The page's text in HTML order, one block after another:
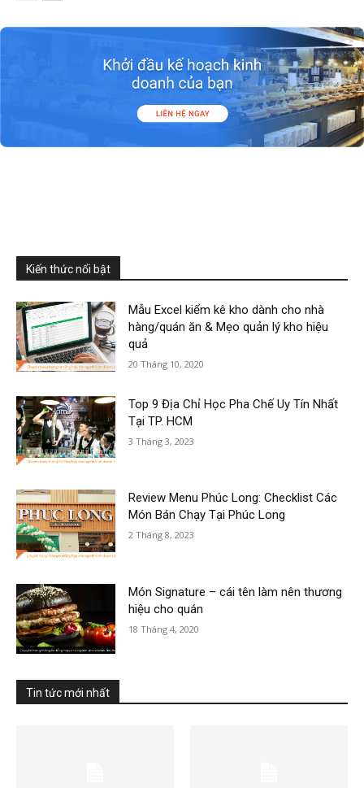
Kiến thức nổi bật
Mẫu Excel kiểm kê kho dành cho nhà
hàng/quán ăn & Mẹo quản lý kho hiệu
quả
20 Tháng 10, 2020
Top 9 Địa Chỉ Học Pha Chế Uy Tín Nhất
Tại TP. HCM
3 Tháng 3, 2023
Review Menu Phúc Long: Checklist Các
Món Bán Chạy Tại Phúc Long
2 Tháng 8, 2023
Món Signature – cái tên làm nên thương
hiệu cho quán
18 Tháng 4, 2020
Tin tức mới nhất